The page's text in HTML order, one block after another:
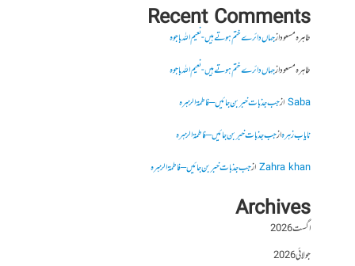
Recent Comments
طاہرہ مسعودازجہاں دائرے ختم ہوتے ہیں- نعیم اللہ باجوہ
طاہرہ مسعودازجہاں دائرے ختم ہوتے ہیں- نعیم اللہ باجوہ
Sabaازجب جذبات خبر بن جائیں – فاطمۃالزہرہ
نایاب زہرہازجب جذبات خبر بن جائیں – فاطمۃالزہرہ
Zahra khanازجب جذبات خبر بن جائیں – فاطمۃالزہرہ
Archives
اگست 2026
جولائی 2026